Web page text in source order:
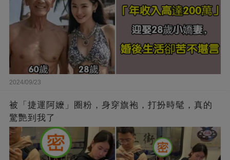
2024/09/23
被「捷運阿嬤」圈粉，身穿旗袍，打扮時髦，真的
驚艷到我了